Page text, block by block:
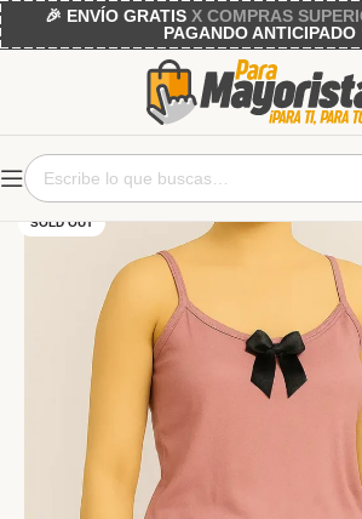
🎉 ENVÍO GRATISX COMPRAS
PAGANDO ANTICIPADO
SOLD OUT